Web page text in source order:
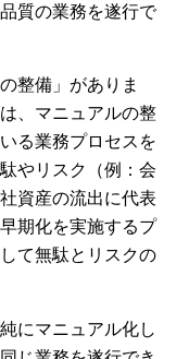
質の業務を遂行で
整備」がありま
、マニュアルの整
る業務プロセスを
やリスク（例：会
資産の流出に代表
期化を実施するプ
て無駄とリスクの
にマニュアル化し